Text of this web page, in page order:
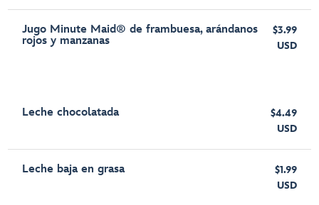
Jugo Minute Maid® de frambuesa, arándanos
rojos y manzanas
$3.99
USD
Leche chocolatada
$4.49
USD
Leche baja en grasa
$1.99
USD